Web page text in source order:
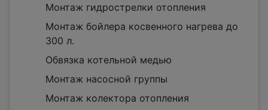
Монтаж гидрострелки отопления
Монтаж бойлера косвенного нагрева до
300 л.
Обвязка котельной медью
Монтаж насосной группы
Монтаж колектора отопления